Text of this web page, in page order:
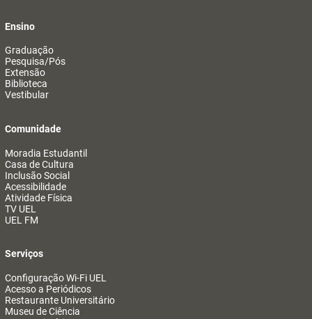
Ensino
Graduação
Pesquisa/Pós
Extensão
Biblioteca
Vestibular
Comunidade
Moradia Estudantil
Casa de Cultura
Inclusão Social
Acessibilidade
Atividade Física
TV UEL
UEL FM
Serviços
Configuração Wi-Fi UEL
Acesso a Periódicos
Restaurante Universitário
Museu de Ciência